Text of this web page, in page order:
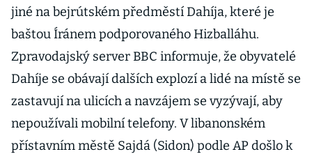
jiné na bejrútském předměstí Dahíja, které je
baštou Íránem podporovaného Hizballáhu.
Zpravodajský server BBC informuje, že obyvatelé
Dahíje se obávají dalších explozí a lidé na místě se
zastavují na ulicích a navzájem se vyzývají, aby
nepoužívali mobilní telefony. V libanonském
přístavním městě Sajdá (Sidon) podle AP došlo k